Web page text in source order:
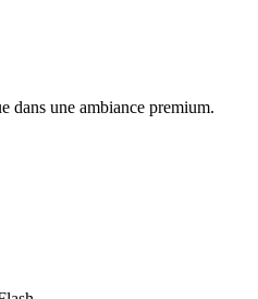
dans une ambiance premium.